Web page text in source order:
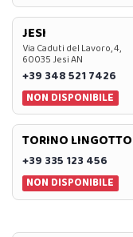
JESI
Via Caduti del Lavoro, 4,
60035 Jesi AN
+39 348 521 7426
NON DISPONIBILE
TORINO LINGOTTO
+39 335 123 456
NON DISPONIBILE